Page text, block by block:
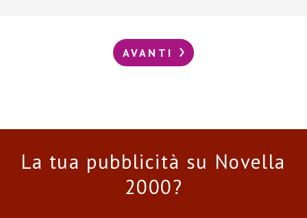
AVANTI
La tua pubblicità su Novella
2000?